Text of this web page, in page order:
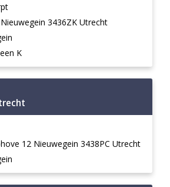
3436ZK Utrecht
K
12 Nieuwegein 3438PC Utrecht